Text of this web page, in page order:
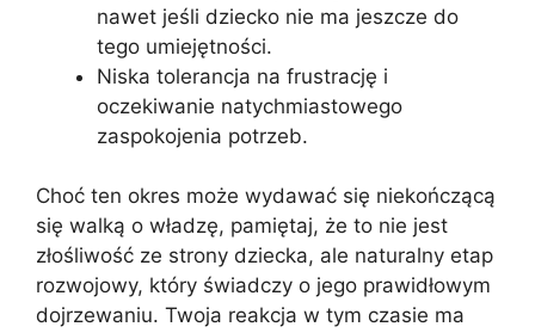
nawet jeśli dziecko nie ma jeszcze do
tego umiejętności.
Niska tolerancja na frustrację i
oczekiwanie natychmiastowego
zaspokojenia potrzeb.
Choć ten okres może wydawać się niekończącą
się walką o władzę, pamiętaj, że to nie jest
złośliwość ze strony dziecka, ale naturalny etap
rozwojowy, który świadczy o jego prawidłowym
dojrzewaniu. Twoja reakcja w tym czasie ma